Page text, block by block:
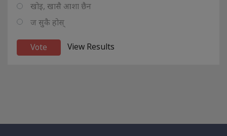
खोइ, खासै आशा छैन
ज सुकै होस्
View Results